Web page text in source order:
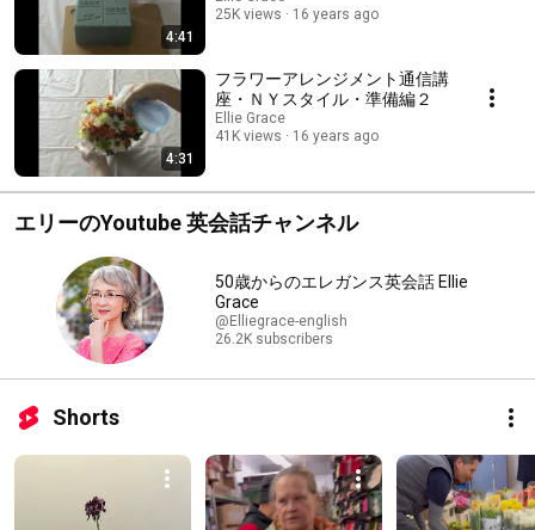
4:41
25K views
16 years ago
4:31
フラワーアレンジメント通信講
座・ＮＹスタイル・準備編２
Ellie Grace
41K views
16 years ago
エリーのYoutube 英会話チャンネル
50歳からのエレガンス英会話 Ellie
Grace
@Elliegrace-english
26.2K subscribers
Shorts